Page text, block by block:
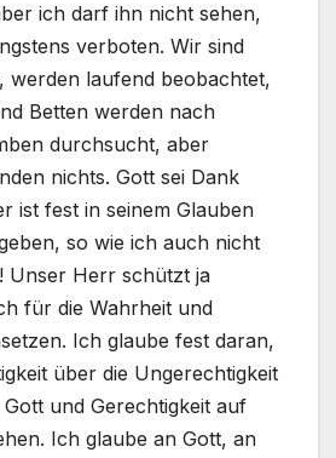
ich darf ihn nicht sehen,
verboten. Wir sind
werden laufend beobachtet,
Betten werden nach
durchsucht, aber
nichts. Gott sei Dank
ist fest in seinem Glauben
so wie ich auch nicht
Unser Herr schützt ja
für die Wahrheit und
Ich glaube fest daran,
über die Ungerechtigkeit
und Gerechtigkeit auf
Ich glaube an Gott, an